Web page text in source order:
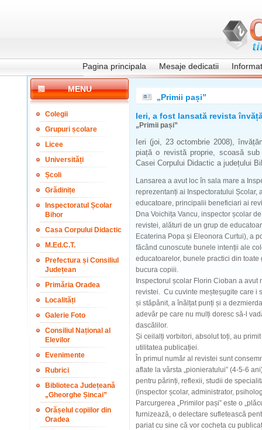
Pagina principala Mesaje dedicatii
MENU
Colegii
Grupuri școlare
Licee
Universități
Școli
Grădinițe
Inspectoratul Școlar
Bihor
Casa Corpului Didactic
M.Ed.C.T.
Prefectura și Consiliul
Județean
Primăria Oradea
Localități
Galerie Foto
Consiliul Național al
Elevilor
Evenimente
Rubrici
Biblioteca Județeană
„Gheorghe Șincai”
Orășelul copiilor din
Oradea
„Primii pași”
Ieri, a fost lansată revista
„Primii pași”
Ieri (joi, 23 octombrie 2008),
piață o revistă proprie, scoasă
Casei Corpului Didactic a județului
Lansarea a avut loc în sala mare a
reprezentanți ai Inspectoratului Școlar,
educatoare, principalii beneficiari ai
Dna Voichița Vancu, inspector școlar
revistei, alături de un grup de
Ecaterina Popa și Eleonora Curtui), a
făcând cunoscute bunele intenții ale
educatoarelor, bunele practici din
bucura copiii.
Inspectorul școlar Florin Cioban a
revistei. Cu cuvinte meșteșugite care i
și stăpânit, a înălțat punți și a
adevăr pe care nu mulți doresc să-l
dascălilor.
Și ceilalți vorbitori, absolut toți, au
utilitatea publicației.
În primul număr al revistei sunt
aflate la vârsta „pionieratului” (4-5-6
pentru părinți, reflexii, studii de
(inspector școlar, administrator,
Parcurgerea „Primilor pași” este o
furnizează, o delectare sufletească
pariat cu sine că vor cocheta cu